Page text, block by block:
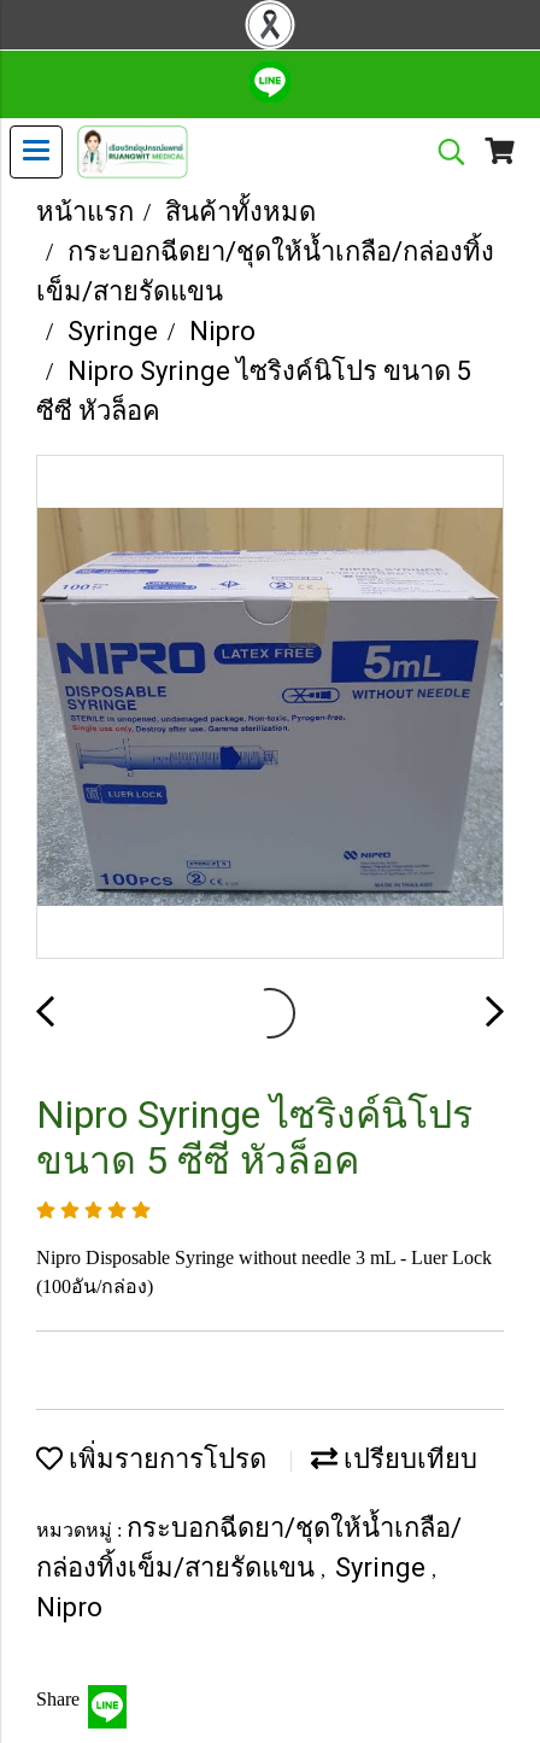
หน้าแรก
สินค้าทั้งหมด
กระบอกฉีดยา/ชุดให้น้ำเกลือ/กล่องทิ้ง
เข็ม/สายรัดแขน
Syringe
Nipro
Nipro Syringe ไซริงค์นิโปร ขนาด 5
ซีซี หัวล็อค
Nipro Syringe ไซริงค์นิโปร
ขนาด 5 ซีซี หัวล็อค
Nipro Disposable Syringe without needle 3 mL - Luer Lock
(100อัน/กล่อง)
เพิ่มรายการโปรด เปรียบเทียบ
หมวดหมู่ : กระบอกฉีดยา/ชุดให้น้ำเกลือ/
กล่องทิ้งเข็ม/สายรัดแขน , Syringe ,
Nipro
Share